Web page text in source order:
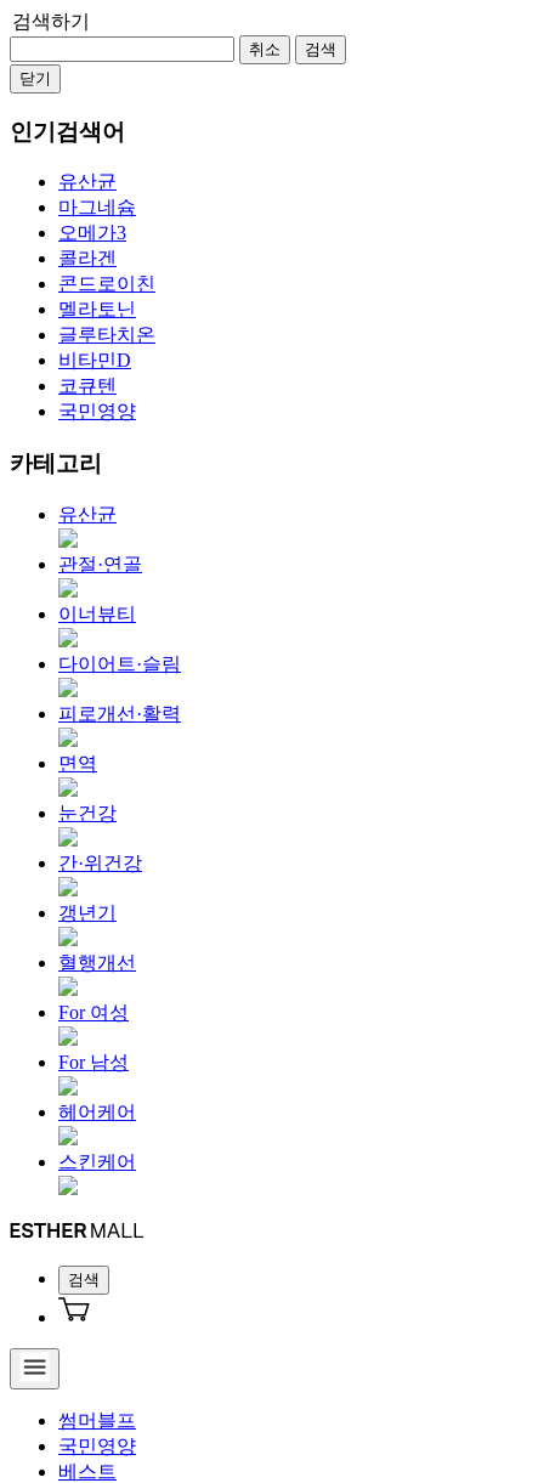
검색하기
취소
검색
닫기
인기검색어
유산균
마그네슘
오메가3
콜라겐
콘드로이친
멜라토닌
글루타치온
비타민D
코큐텐
국민영양
카테고리
유산균
관절·연골
이너뷰티
다이어트·슬림
피로개선·활력
면역
눈건강
간·위건강
갱년기
혈행개선
For 여성
For 남성
헤어케어
스킨케어
검색
썸머블프
국민영양
베스트